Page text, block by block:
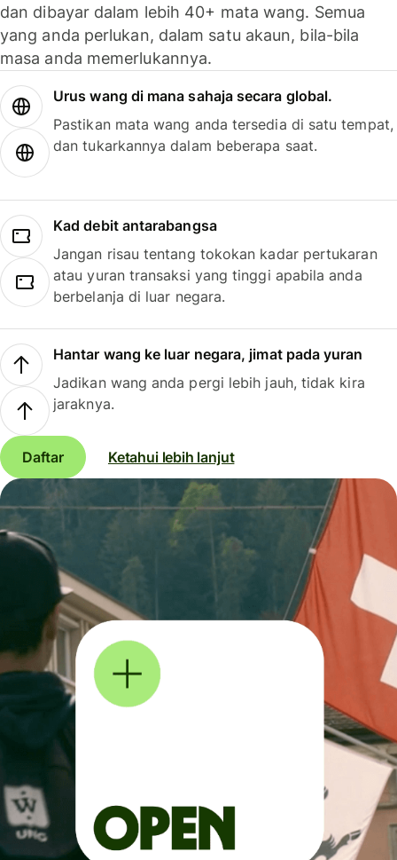
dan dibayar dalam lebih 40+ mata wang. Semua
yang anda perlukan, dalam satu akaun, bila-bila
masa anda memerlukannya.
Urus wang di mana sahaja secara global.
Pastikan mata wang anda tersedia di satu tempat,
dan tukarkannya dalam beberapa saat.
Kad debit antarabangsa
Jangan risau tentang tokokan kadar pertukaran
atau yuran transaksi yang tinggi apabila anda
berbelanja di luar negara.
Hantar wang ke luar negara, jimat pada yuran
Jadikan wang anda pergi lebih jauh, tidak kira
jaraknya.
Daftar Ketahui lebih lanjut